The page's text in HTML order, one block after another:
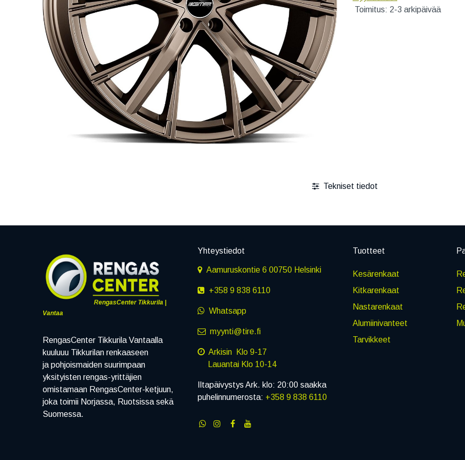
Toimitus: 2-3 arkipäivää
Tekniset tiedot
RengasCenter Tikkurila |
Vantaa
RengasCenter Tikkurila Vantaalla
kuuluuu Tikkurilan renkaaseen
ja pohjoismaiden suurimpaan
yksityisten rengas-yrittäjien
omistamaan RengasCenter-ketjuun,
joka toimii Norjassa, Ruotsissa sekä
Suomessa.
Yhteystiedot
Aamuruskontie 6 00750 Helsinki
+358 9 838 6110
Whatsapp
myynti@tire.fi
Arkisin Klo 9-17
Lauantai Klo 10-14
Iltapäivystys Ark. klo: 20:00 saakka
puhelinnumerosta: +358 9 838 6110
Tuotteet
Kesärenkaat
Kitkarenkaat
Nastarenkaat
Alumiinivanteet
Tarvikkeet